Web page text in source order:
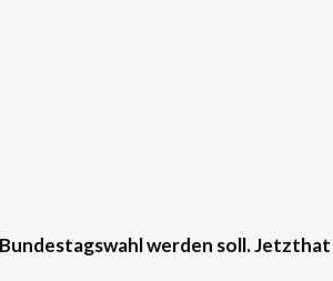
werden soll. Jetzthat